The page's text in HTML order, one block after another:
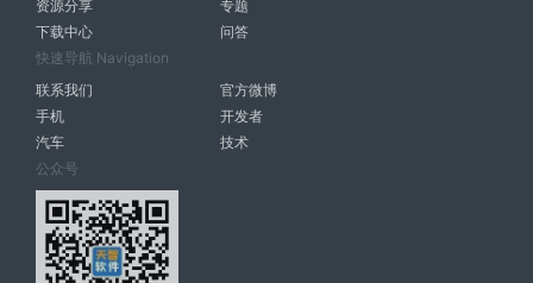
资源分享
专题
下载中心
问答
快速导航 Navigation
联系我们
官方微博
手机
开发者
汽车
技术
公众号